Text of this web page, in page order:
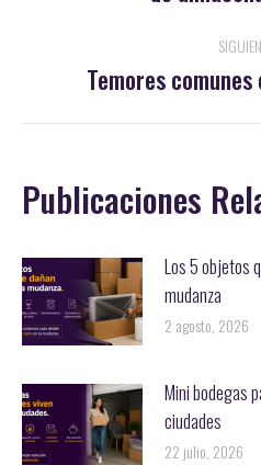
publicaciones
Temores comunes
Publicaciones
Los 5 objetos
mudanza
2 agosto, 2026
Mini bodegas
ciudades
22 julio, 2026